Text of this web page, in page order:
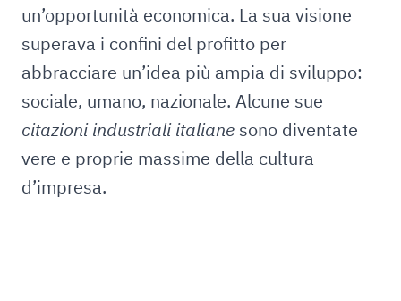
un’opportunità economica. La sua visione
superava i confini del profitto per
abbracciare un’idea più ampia di sviluppo:
sociale, umano, nazionale. Alcune sue
citazioni industriali italiane sono diventate
vere e proprie massime della cultura
d’impresa.